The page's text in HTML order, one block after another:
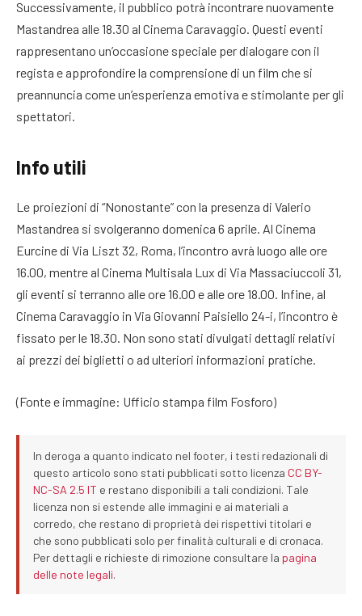
Successivamente, il pubblico potrà incontrare nuovamente
Mastandrea alle 18.30 al Cinema Caravaggio. Questi eventi
rappresentano un’occasione speciale per dialogare con il
regista e approfondire la comprensione di un film che si
preannuncia come un’esperienza emotiva e stimolante per gli
spettatori.
Info utili
Le proiezioni di “Nonostante” con la presenza di Valerio
Mastandrea si svolgeranno domenica 6 aprile. Al Cinema
Eurcine di Via Liszt 32, Roma, l’incontro avrà luogo alle ore
16.00, mentre al Cinema Multisala Lux di Via Massaciuccoli 31,
gli eventi si terranno alle ore 16.00 e alle ore 18.00. Infine, al
Cinema Caravaggio in Via Giovanni Paisiello 24-i, l’incontro è
fissato per le 18.30. Non sono stati divulgati dettagli relativi
ai prezzi dei biglietti o ad ulteriori informazioni pratiche.
(Fonte e immagine: Ufficio stampa film Fosforo)
In deroga a quanto indicato nel footer, i testi redazionali di
questo articolo sono stati pubblicati sotto licenza CC BY-
NC-SA 2.5 IT e restano disponibili a tali condizioni. Tale
licenza non si estende alle immagini e ai materiali a
corredo, che restano di proprietà dei rispettivi titolari e
che sono pubblicati solo per finalità culturali e di cronaca.
Per dettagli e richieste di rimozione consultare la pagina
delle note legali.